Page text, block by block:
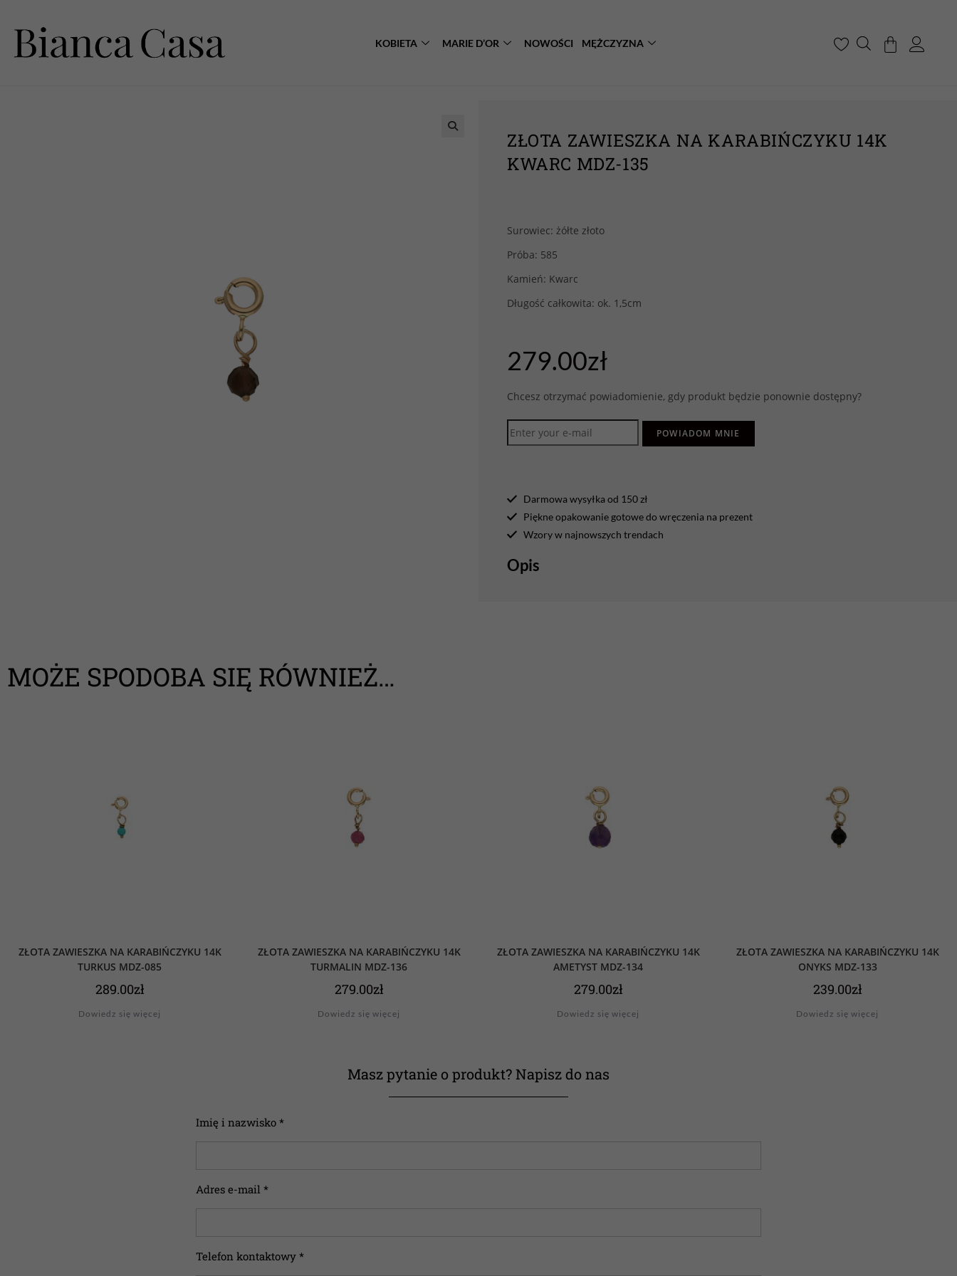
KOBIETA MARIE D’OR NOWOŚCI MĘŻCZYZNA
ZŁOTA ZAWIESZKA NA KARABIŃCZYKU 14K
KWARC MDZ-135
Surowiec: żółte złoto
Próba: 585
Kamień: Kwarc
Długość całkowita: ok. 1,5cm
279.00zł
Chcesz otrzymać powiadomienie, gdy produkt będzie ponownie dostępny?
POWIADOM MNIE
Darmowa wysyłka od 150 zł
Piękne opakowanie gotowe do wręczenia na prezent
Wzory w najnowszych trendach
Opis
MOŻE SPODOBA SIĘ RÓWNIEŻ…
ZŁOTA ZAWIESZKA NA KARABIŃCZYKU 14K
TURKUS MDZ-085
289.00zł
Dowiedz się więcej
ZŁOTA ZAWIESZKA NA KARABIŃCZYKU 14K
TURMALIN MDZ-136
279.00zł
Dowiedz się więcej
ZŁOTA ZAWIESZKA NA KARABIŃCZYKU 14K
AMETYST MDZ-134
279.00zł
Dowiedz się więcej
ZŁOTA ZAWIESZKA NA KARABIŃCZYKU 14K
ONYKS MDZ-133
239.00zł
Dowiedz się więcej
Masz pytanie o produkt? Napisz do nas
Imię i nazwisko *
Adres e-mail *
Telefon kontaktowy *